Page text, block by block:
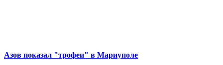
Азов показал "трофеи" в Мариуполе